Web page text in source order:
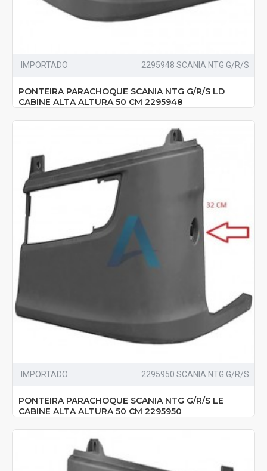
IMPORTADO 2295948 SCANIA NTG G/R/S
PONTEIRA PARACHOQUE SCANIA NTG G/R/S LD
CABINE ALTA ALTURA 50 CM 2295948
IMPORTADO 2295950 SCANIA NTG G/R/S
PONTEIRA PARACHOQUE SCANIA NTG G/R/S LE
CABINE ALTA ALTURA 50 CM 2295950